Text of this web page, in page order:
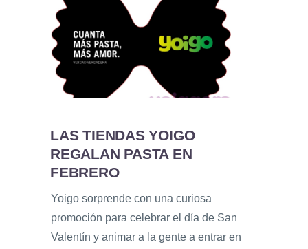
LAS TIENDAS YOIGO
REGALAN PASTA EN
FEBRERO
Yoigo sorprende con una curiosa
promoción para celebrar el día de San
Valentín y animar a la gente a entrar en